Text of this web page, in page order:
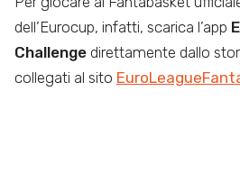
dell’Eurocup, infatti, scarica l’app
Challenge direttamente dallo
collegati al sito